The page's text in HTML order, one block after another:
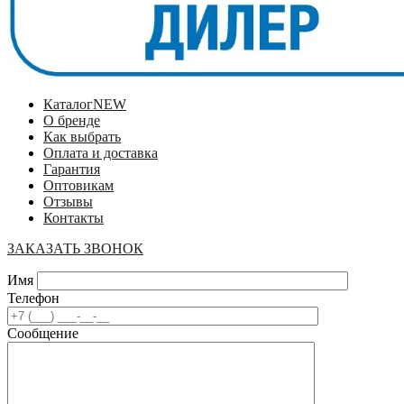
КаталогNEW
О бренде
Как выбрать
Оплата и доставка
Гарантия
Оптовикам
Отзывы
Контакты
ЗАКАЗАТЬ ЗВОНОК
Имя
Телефон
Сообщение